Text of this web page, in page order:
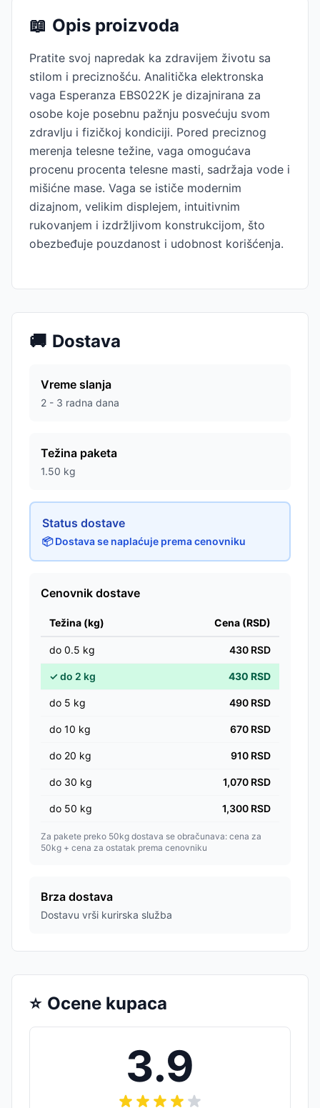
📖 Opis proizvoda
Pratite svoj napredak ka zdravijem životu sa
stilom i preciznošću. Analitička elektronska
vaga Esperanza EBS022K je dizajnirana za
osobe koje posebnu pažnju posvećuju svom
zdravlju i fizičkoj kondiciji. Pored preciznog
merenja telesne težine, vaga omogućava
procenu procenta telesne masti, sadržaja vode i
mišićne mase. Vaga se ističe modernim
dizajnom, velikim displejem, intuitivnim
rukovanjem i izdržljivom konstrukcijom, što
obezbeđuje pouzdanost i udobnost korišćenja.
🚚 Dostava
Vreme slanja
2 - 3 radna dana
Težina paketa
1.50 kg
Status dostave
📦 Dostava se naplaćuje prema cenovniku
Cenovnik dostave
Težina (kg) Cena (RSD)
do 0.5 kg 430 RSD
✓do 2 kg 430 RSD
do 5 kg 490 RSD
do 10 kg 670 RSD
do 20 kg 910 RSD
do 30 kg 1,070 RSD
do 50 kg 1,300 RSD
Za pakete preko 50kg dostava se obračunava: cena za
50kg + cena za ostatak prema cenovniku
Brza dostava
Dostavu vrši kurirska služba
⭐ Ocene kupaca
3.9